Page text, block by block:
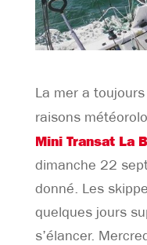
La mer a
raisons
Mini Transat La
dimanche 22
donné. Les
quelques jours
s’élancer.